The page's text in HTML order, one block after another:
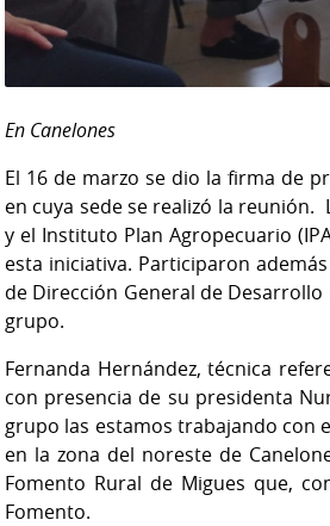
En Canelones
El 16 de marzo se dio la firma de
en cuya sede se realizó la
y el Instituto Plan Agropecuario
esta iniciativa. Participaron
de Dirección General de
grupo.
Fernanda Hernández, técnica
con presencia de su presidenta
grupo las estamos trabajando con
en la zona del noreste de
Fomento Rural de Migues que,
Fomento.